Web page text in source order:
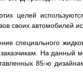
целей
своих автомобилей
специального
На данный
85-ю